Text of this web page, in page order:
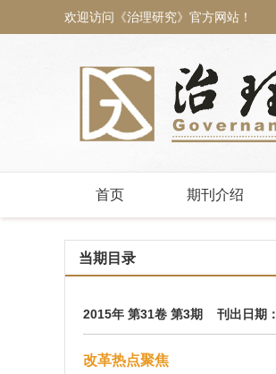
欢迎访问《治理研究》官方网站！
首页 期刊介绍
当期目录
2015年 第31卷 第3期 刊出日期：
改革热点聚焦